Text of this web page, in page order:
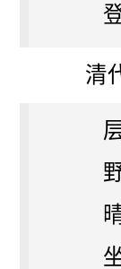
登
清代
层
野
晴
坐